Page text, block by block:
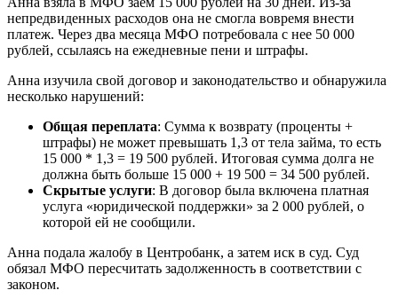
непредвиденных расходов она не смогла вовремя внести
платеж. Через два месяца МФО потребовала с нее 50 000
рублей, ссылаясь на ежедневные пени и штрафы.
Анна изучила свой договор и законодательство и обнаружила
несколько нарушений:
Общая переплата: Сумма к возврату (проценты +
штрафы) не может превышать 1,3 от тела займа, то есть
15 000 * 1,3 = 19 500 рублей. Итоговая сумма долга не
должна быть больше 15 000 + 19 500 = 34 500 рублей.
Скрытые услуги: В договор была включена платная
услуга «юридической поддержки» за 2 000 рублей, о
которой ей не сообщили.
Анна подала жалобу в Центробанк, а затем иск в суд. Суд
обязал МФО пересчитать задолженность в соответствии с
законом.